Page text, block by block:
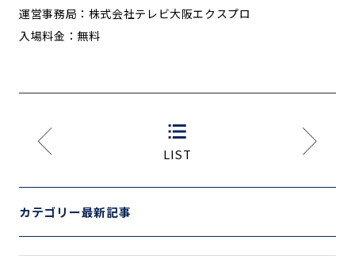
運営事務局：株式会社テレビ大阪エクスプロ
入場料金：無料
LIST
カテゴリー最新記事